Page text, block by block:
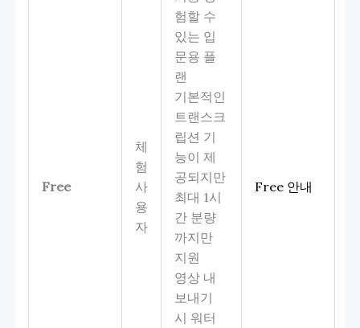
Free
체
험
사
용
자
험할 수
있는 입
문용 플
랜
기본적인
트랜스크
립션 기
능이 제
공되지만
최대 1시
간 분량
까지만
지원
영상 내
보내기
시 워터
Free 안내